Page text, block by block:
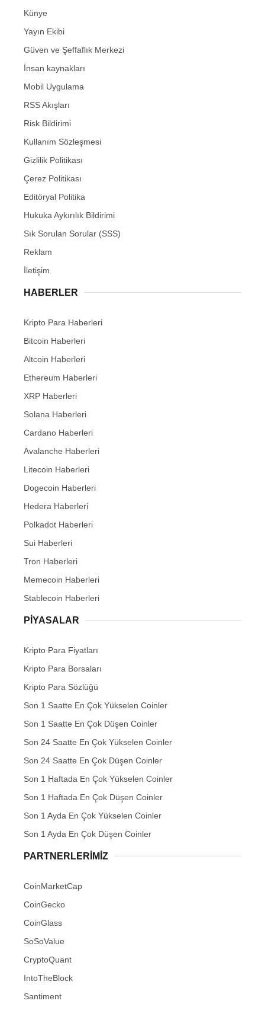
Künye
Yayın Ekibi
Güven ve Şeffaflık Merkezi
İnsan kaynakları
Mobil Uygulama
RSS Akışları
Risk Bildirimi
Kullanım Sözleşmesi
Gizlilik Politikası
Çerez Politikası
Editöryal Politika
Hukuka Aykırılık Bildirimi
Sık Sorulan Sorular (SSS)
Reklam
İletişim
HABERLER
Kripto Para Haberleri
Bitcoin Haberleri
Altcoin Haberleri
Ethereum Haberleri
XRP Haberleri
Solana Haberleri
Cardano Haberleri
Avalanche Haberleri
Litecoin Haberleri
Dogecoin Haberleri
Hedera Haberleri
Polkadot Haberleri
Sui Haberleri
Tron Haberleri
Memecoin Haberleri
Stablecoin Haberleri
PIYASALAR
Kripto Para Fiyatları
Kripto Para Borsaları
Kripto Para Sözlüğü
Son 1 Saatte En Çok Yükselen Coinler
Son 1 Saatte En Çok Düşen Coinler
Son 24 Saatte En Çok Yükselen Coinler
Son 24 Saatte En Çok Düşen Coinler
Son 1 Haftada En Çok Yükselen Coinler
Son 1 Haftada En Çok Düşen Coinler
Son 1 Ayda En Çok Yükselen Coinler
Son 1 Ayda En Çok Düşen Coinler
PARTNERLERIMIZ
CoinMarketCap
CoinGecko
CoinGlass
SoSoValue
CryptoQuant
IntoTheBlock
Santiment